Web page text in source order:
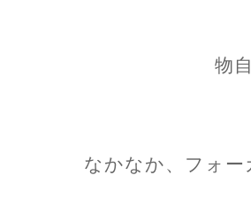
物
なかなか、フォ